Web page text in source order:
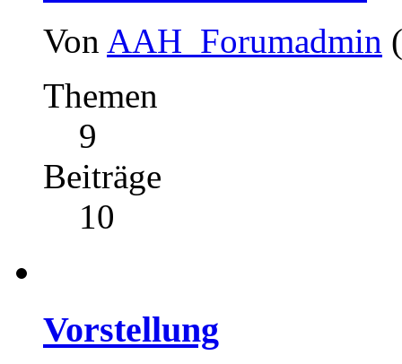
Von AAH_Forumadmin
Themen
9
Beiträge
10
Vorstellung